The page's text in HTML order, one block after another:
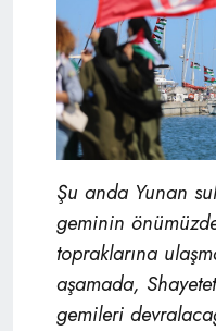
Şu anda Yunan
geminin
topraklarına
aşamada,
gemileri